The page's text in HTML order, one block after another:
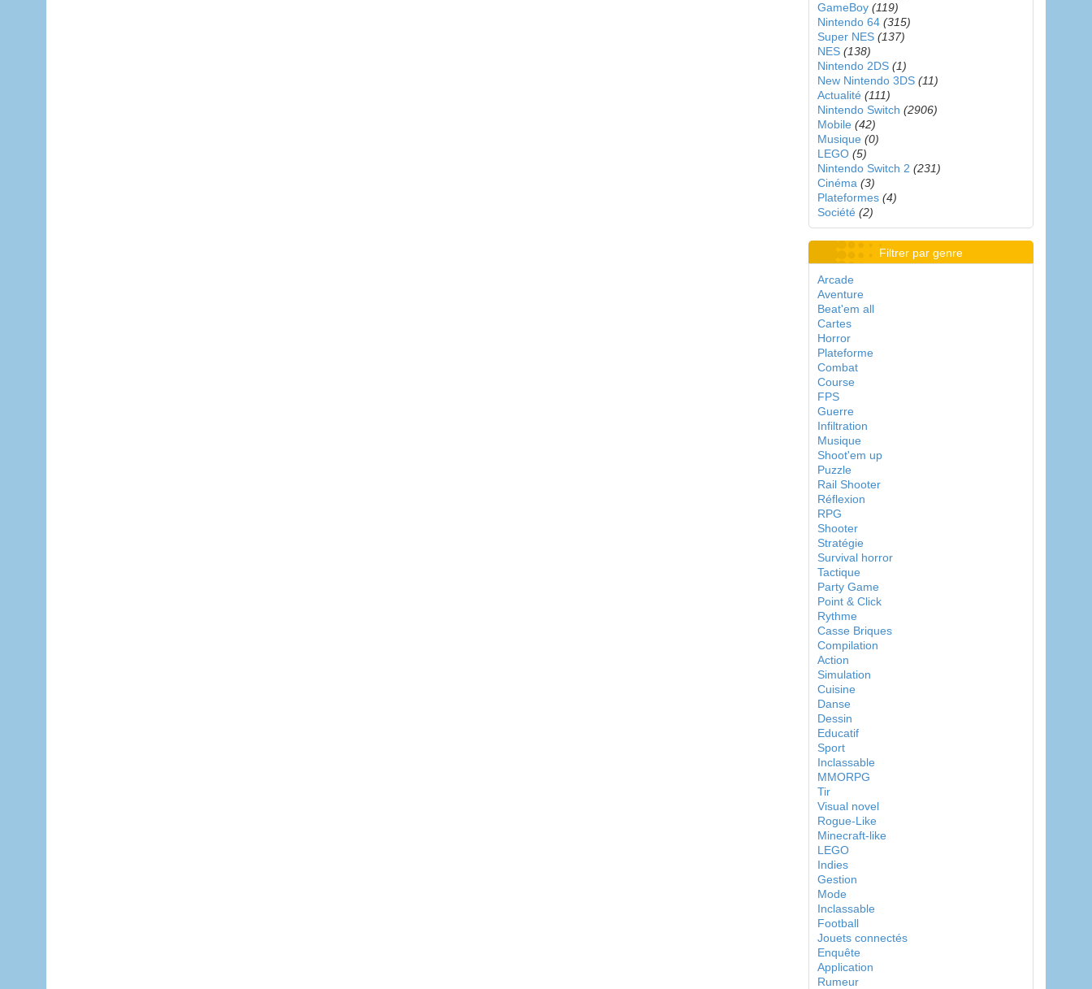
GameBoy (119)
Nintendo 64 (315)
Super NES (137)
NES (138)
Nintendo 2DS (1)
New Nintendo 3DS (11)
Actualité (111)
Nintendo Switch (2906)
Mobile (42)
Musique (0)
LEGO (5)
Nintendo Switch 2 (231)
Cinéma (3)
Plateformes (4)
Société (2)
Filtrer par genre
Arcade
Aventure
Beat'em all
Cartes
Horror
Plateforme
Combat
Course
FPS
Guerre
Infiltration
Musique
Shoot'em up
Puzzle
Rail Shooter
Réflexion
RPG
Shooter
Stratégie
Survival horror
Tactique
Party Game
Point & Click
Rythme
Casse Briques
Compilation
Action
Simulation
Cuisine
Danse
Dessin
Educatif
Sport
Inclassable
MMORPG
Tir
Visual novel
Rogue-Like
Minecraft-like
LEGO
Indies
Gestion
Mode
Inclassable
Football
Jouets connectés
Enquête
Application
Rumeur